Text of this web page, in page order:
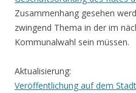
Zusammenhang gesehen
zwingend Thema in der im
Kommunalwahl sein müssen.
Aktualisierung:
Veröffentlichung auf dem